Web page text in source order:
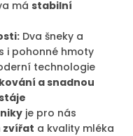
má stabilní
Dva šneky a
i pohonné hmoty
technologie
a snadnou
je pro nás
zvířat a kvality mléka